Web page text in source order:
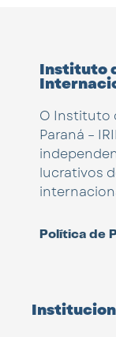
Instituto
O Instituto
Paraná –
lucrativos
Política de